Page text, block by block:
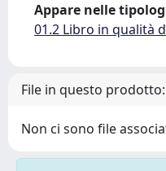
Appare nelle
01.2 Libro in qualità
File in questo prodotto:
Non ci sono file